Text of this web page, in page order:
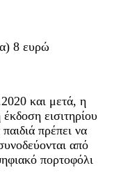
8 ευρώ
και μετά, η
εισιτηρίου
πρέπει να
από
πορτοφόλι